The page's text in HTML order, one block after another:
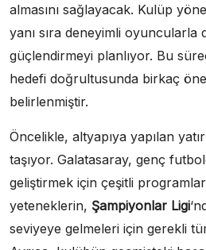
almasını sağlayacak. Kulüp
yanı sıra deneyimli oyuncularla
güçlendirmeyi planlıyor. Bu
hedefi doğrultusunda birkaç
belirlenmiştir.
Öncelikle, altyapıya yapılan
taşıyor. Galatasaray, genç
geliştirmek için çeşitli
yeteneklerin, Şampiyonlar Ligi
seviyeye gelmeleri için gerekli